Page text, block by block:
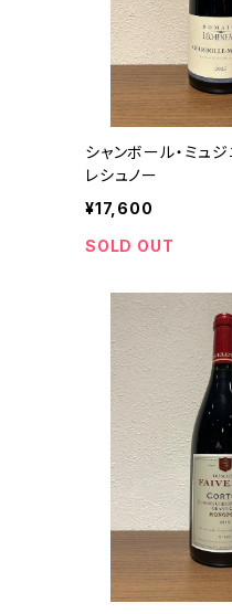
シャンボール・ミュ
レシュノー
¥17,600
SOLD OUT